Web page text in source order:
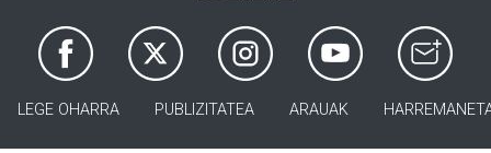
LEGE OHARRA PUBLIZITATEA ARAUAK